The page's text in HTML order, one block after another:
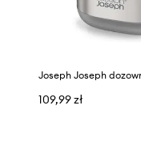
109,99 zł